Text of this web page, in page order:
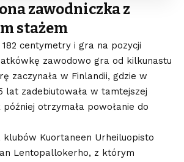
zawodniczka z
stażem
centymetry i gra na pozycji
zawodowo gra od kilkunastu
zaczynała w Finlandii, gdzie w
lat zadebiutowała w tamtejszej
otrzymała powołanie do
klubów Kuortaneen Urheiluopisto
Lentopallokerho, z którym